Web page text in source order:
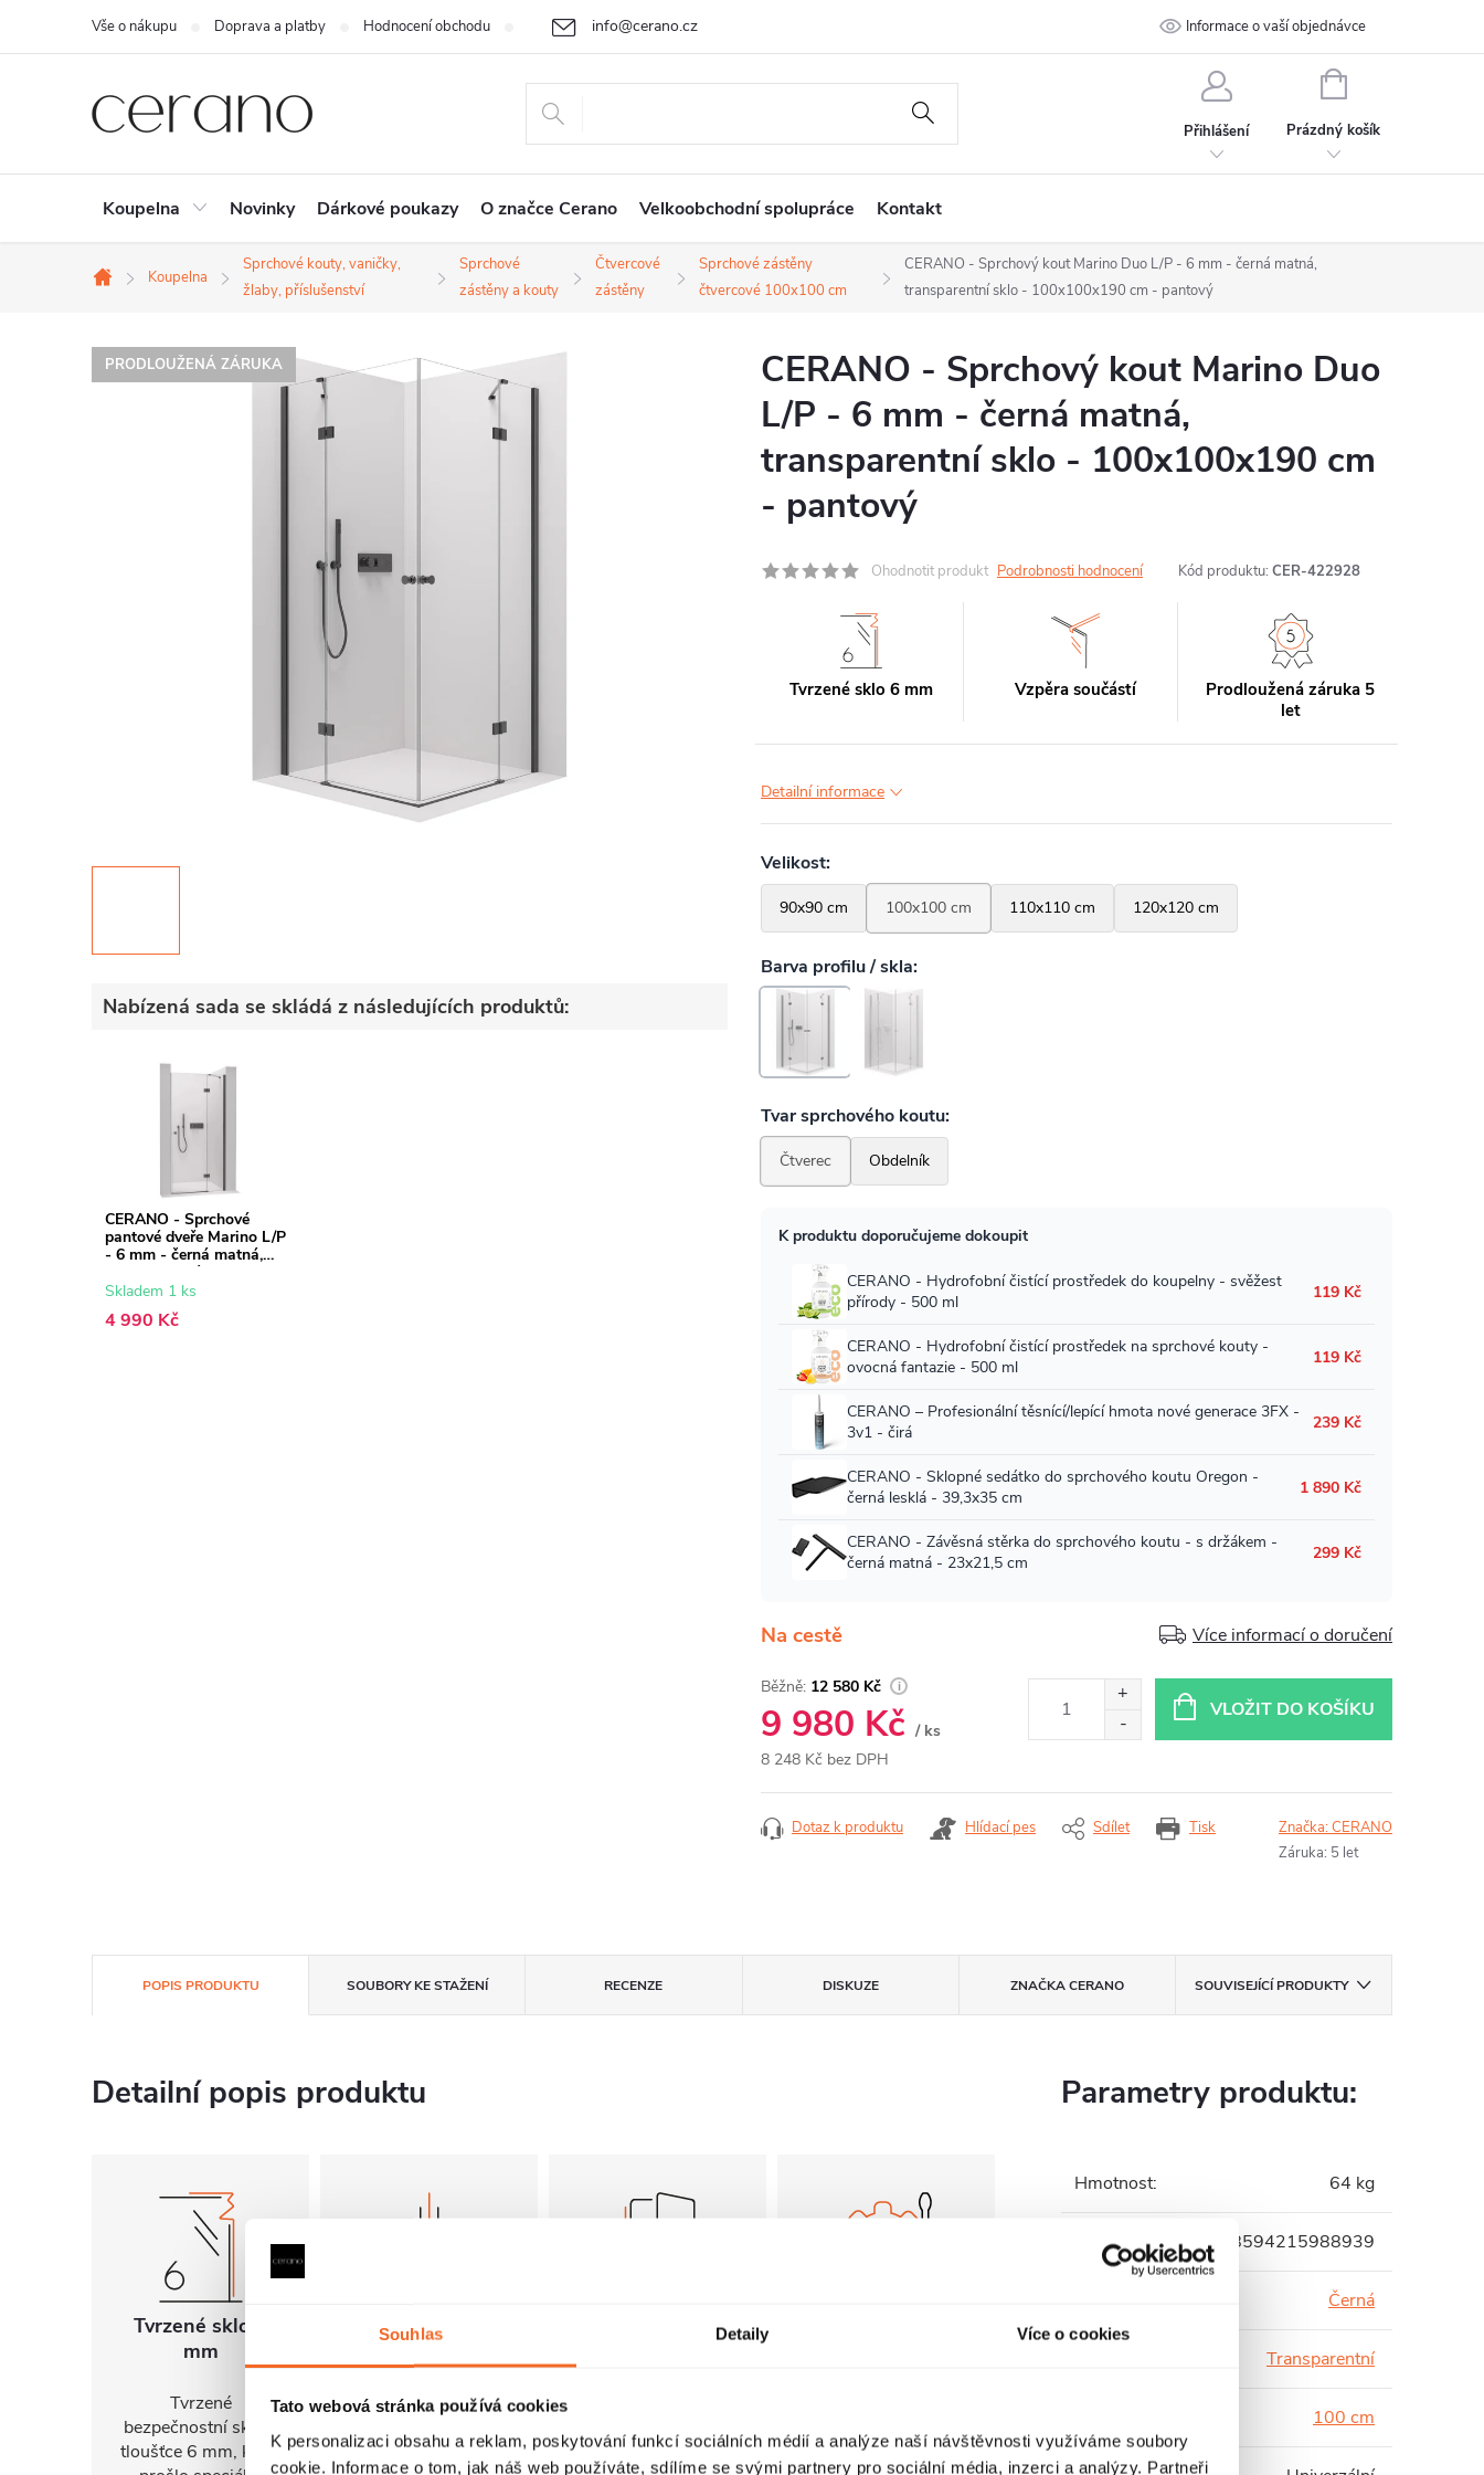
Souhlas Detaily Více o cookies
Tato webová stránka používá cookies
K personalizaci obsahu a reklam, poskytování funkcí sociálních médií a analýze naší návštěvnosti využíváme soubory
cookie. Informace o tom, jak náš web používáte, sdílíme se svými partnery pro sociální média, inzerci a analýzy. Partneři
+420 226 400 232
info@cerano.cz
Vše o nákupu Doprava a platby Hodnocení obchodu Cenová nabídka na míru Ochrana osobních údajů Kontakt
Informace o vaší objednávce
Přihlášení
NÁKUPNÍ
Prázdný košík
Koupelna Novinky Dárkové poukazy O značce Cerano Velkoobchodní spolupráce Kontakt
Domů
Koupelna
Sprchové kouty, vaničky,
žlaby, příslušenství
Sprchové
zástěny a kouty
Čtvercové
zástěny
Sprchové zástěny
čtvercové 100x100 cm
CERANO - Sprchový kout Marino Duo L/P - 6 mm - černá matná,
transparentní sklo - 100x100x190 cm - pantový
PRODLOUŽENÁ ZÁRUKA
Nabízená sada se skládá z následujících produktů:
CERANO - Sprchové
pantové dveře Marino L/P
- 6 mm - černá matná,
transparentní sklo -
100x190 cm
Skladem 1 ks
4 990 Kč
CERANO - Sprchový kout Marino Duo
L/P - 6 mm - černá matná,
transparentní sklo - 100x100x190 cm
- pantový
Ohodnotit produkt Podrobnosti hodnocení Kód produktu: CER-422928
Tvrzené sklo 6 mm Vzpěra součástí
Prodloužená záruka 5
let
Detailní informace
Na cestě Více informací o doručení
12 580 Kč
9 980 Kč / ks
8 248 Kč bez DPH
VLOŽIT DO KOŠÍKU
Tisk
Dotaz k produktu Hlídací pes Sdílet Značka:CERANO
Záruka: 5 let
POPIS PRODUKTU SOUBORY KE STAŽENÍ RECENZE DISKUZE ZNAČKACERANO SOUVISEJÍCÍ PRODUKTY
Detailní popis produktu
Tvrzené sklo 6
mm
Tvrzené
bezpečnostní sklo o
tloušťce 6 mm, které
Univerzální
FlexSide systém
na pravou i levou
Pantové dveře
pouze směrem ven.
sestavení
Parametry produktu:
Hmotnost: 64 kg
EAN: 8594215988939
Černá
Transparentní
100 cm